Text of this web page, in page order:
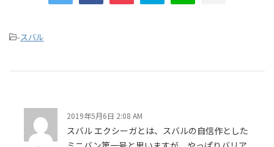
-スバル
2019年5月6日 2:08 AM
スバル エクシーガとは、スバルの自信作とした